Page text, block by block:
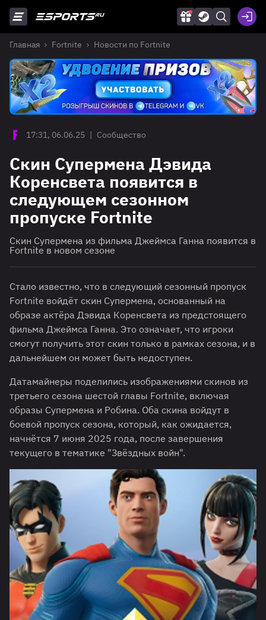
Главная Fortnite Новости по Fortnite
17:31, 06.06.25 | Сообщество
Скин Супермена Дэвида
Коренсвета появится в
следующем сезонном
пропуске Fortnite
Скин Супермена из фильма Джеймса Ганна появится в
Fortnite в новом сезоне
Cтало известно, что в следующий сезонный пропуск
Fortnite войдёт скин Супермена, основанный на
образе актёра Дэвида Коренсвета из предстоящего
фильма Джеймса Ганна. Это означает, что игроки
смогут получить этот скин только в рамках сезона, и в
дальнейшем он может быть недоступен.
Датамайнеры поделились изображениями скинов из
третьего сезона шестой главы Fortnite, включая
образы Супермена и Робина. Оба скина войдут в
боевой пропуск сезона, который, как ожидается,
начнётся 7 июня 2025 года, после завершения
текущего в тематике "Звёздных войн".